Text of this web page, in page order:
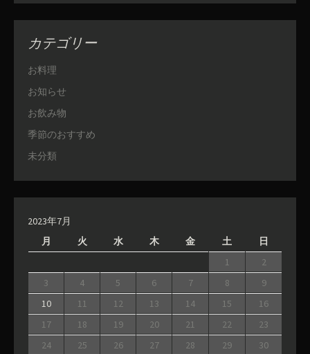
カテゴリー
お料理
お知らせ
お飲み物
季節のおすすめ
未分類
2023年7月
月
火 水 木 金 土 日
1
2
3
4 5 6 7 8
9
10
11 12 13 14 15
16
17
18 19 20 21 22
23
24
25 26 27 28 29
30